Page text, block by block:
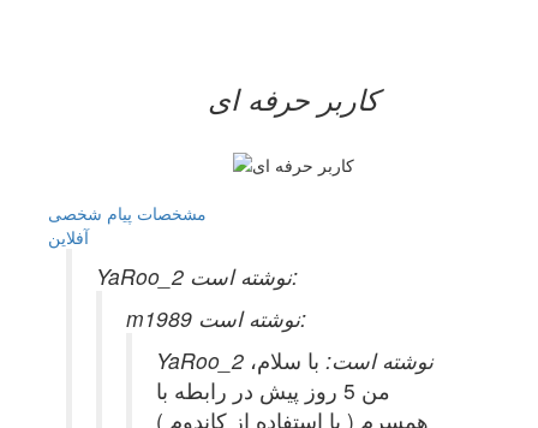
کاربر حرفه ای
مشخصات پیام شخصی
آفلاين
YaRoo_2 نوشته است:
m1989 نوشته است:
YaRoo_2 نوشته است: با سلام،
من 5 روز پیش در رابطه با
همسرم ( با استفاده از کاندوم )